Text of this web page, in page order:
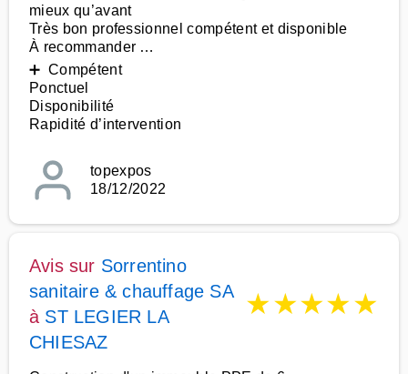
mieux qu’avant
Très bon professionnel compétent et disponible
À recommander …
➕ Compétent
Ponctuel
Disponibilité
Rapidité d’intervention
topexpos
18/12/2022
Avis sur Sorrentino
sanitaire & chauffage SA
à ST LEGIER LA
CHIESAZ
★★★★★